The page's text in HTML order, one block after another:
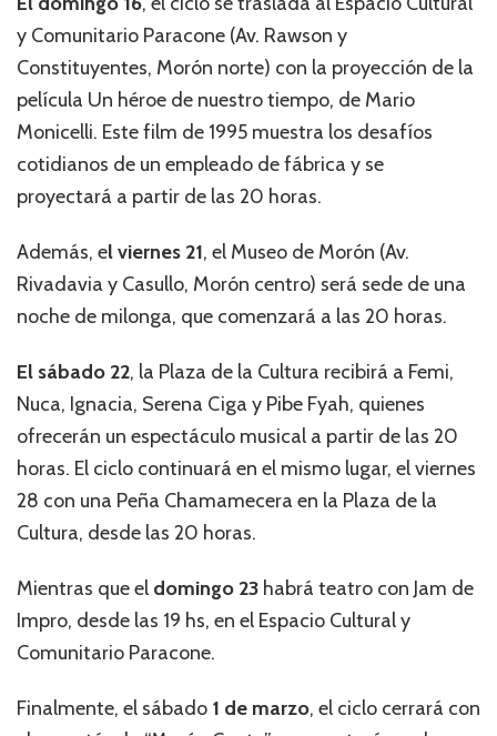
y Comunitario Paracone (Av. Rawson y
Constituyentes, Morón norte) con la proyección de la
película Un héroe de nuestro tiempo, de Mario
Monicelli. Este film de 1995 muestra los desafíos
cotidianos de un empleado de fábrica y se
proyectará a partir de las 20 horas.
Además, el viernes 21, el Museo de Morón (Av.
Rivadavia y Casullo, Morón centro) será sede de una
noche de milonga, que comenzará a las 20 horas.
El sábado 22, la Plaza de la Cultura recibirá a Femi,
Nuca, Ignacia, Serena Ciga y Pibe Fyah, quienes
ofrecerán un espectáculo musical a partir de las 20
horas. El ciclo continuará en el mismo lugar, el viernes
28 con una Peña Chamamecera en la Plaza de la
Cultura, desde las 20 horas.
Mientras que el domingo 23 habrá teatro con Jam de
Impro, desde las 19 hs, en el Espacio Cultural y
Comunitario Paracone.
Finalmente, el sábado 1 de marzo, el ciclo cerrará con